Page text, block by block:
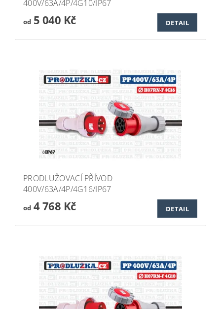
400V/63A/4P/4G10/IP67
od5 040 Kč DETAIL
PRODLUŽOVACÍ PŘÍVOD
400V/63A/4P/4G16/IP67
od4 768 Kč DETAIL